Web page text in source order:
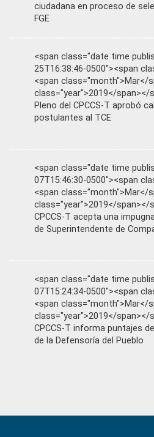
ciudadana en proceso de
FGE
<span class="date time
25T16:38:46-0500"><span
<span class="month">Mar</
class="year">2019</span></
Pleno del CPCCS-T aprobó
postulantes al TCE
<span class="date time
07T15:46:30-0500"><span
<span class="month">Mar</
class="year">2019</span></
CPCCS-T acepta una
de Superintendente de
<span class="date time
07T15:24:34-0500"><span
<span class="month">Mar</
class="year">2019</span></
CPCCS-T informa puntajes
de la Defensoría del Pueblo